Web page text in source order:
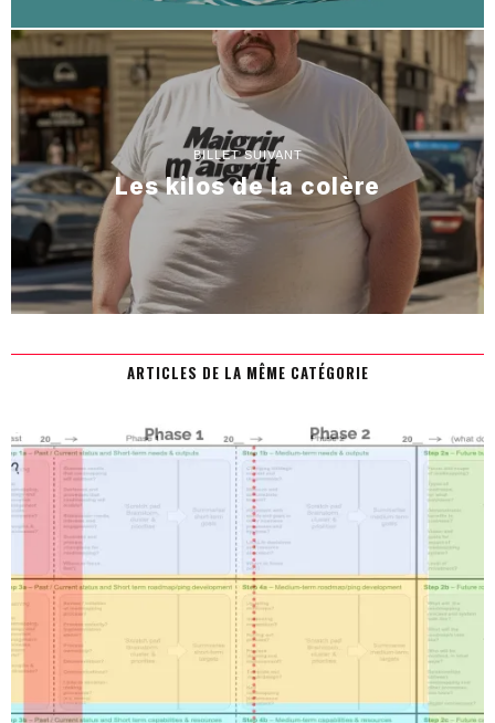
BILLET SUIVANT
Les kilos de la colère
ARTICLES DE LA MÊME CATÉGORIE